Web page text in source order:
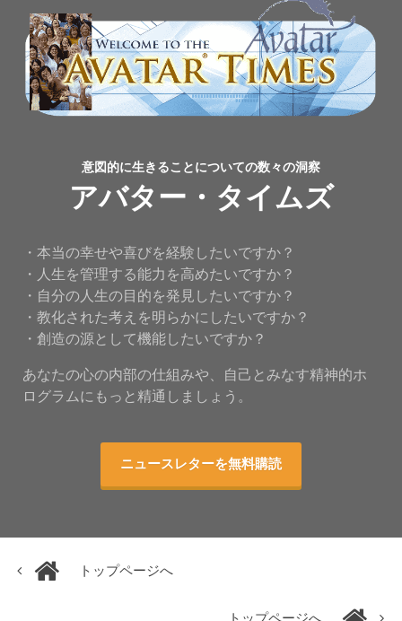
意図的に生きることについての数々の洞察
アバター・タイムズ
・本当の幸せや喜びを経験したいですか？
・人生を管理する能力を高めたいですか？
・自分の人生の目的を発見したいですか？
・教化された考えを明らかにしたいですか？
・創造の源として機能したいですか？
あなたの心の内部の仕組みや、自己とみなす精神的ホ
ログラムにもっと精通しましょう。
ニュースレターを無料購読
トップページへ